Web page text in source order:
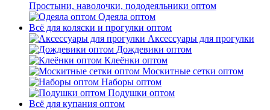
Простыни, наволочки, пододеяльники оптом
Одеяла оптом
Всё для коляски и прогулки оптом
Аксессуары для прогулки
Дождевики оптом
Клеёнки оптом
Москитные сетки оптом
Наборы оптом
Подушки оптом
Всё для купания оптом